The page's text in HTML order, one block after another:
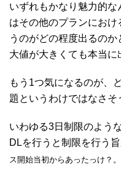
いずれもかなり魅力的
はその他のプランにお
うのがどの程度出るの
大値が大きくても本当
もう1つ気になるのが、
題というわけではなさそ
いわゆる3日制限のよう
DLを行うと制限を行う
ス開始当初からあったっけ？。